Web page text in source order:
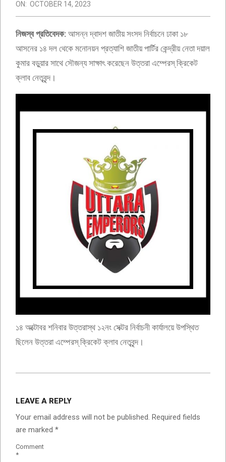
ON: OCTOBER 14, 2023
নিজস্ব প্রতিবেদক: আসন্ন দ্বাদশ জাতীয় সংসদ নির্বাচনে ঢাকা ১৮
আসনের ১৪ দল থেকে মনোনয়ন প্রত্যাশি জাতীয় পার্টির কেন্দ্রীয় নেতা দয়াল
কুমার বড়ুয়ার সাথে সৌজন্য সাক্ষাৎ করেছেন উত্তরা এম্পেরস্ ক্রিকেট
ক্লাব নেতৃবৃন্দ।
১৪ অক্টোবর শনিবার উত্তরাস্থ ১২নং সেক্টর নির্বাচনী কার্যালয়ে উপস্থিত
ছিলেন উত্তরা এম্পেরস্ ক্রিকেট ক্লাব নেতৃবৃন্দ।
14
LEAVE A REPLY
Your email address will not be published. Required fields
are marked *
Comment
*